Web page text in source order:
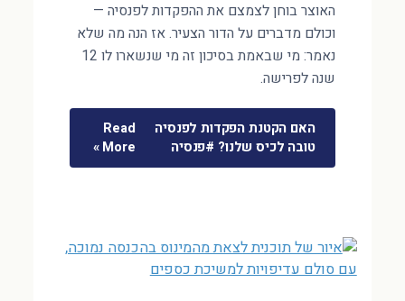
האוצר בוחן לצמצם את ההפקדות לפנסיה —
וכולם מדברים על הדור הצעיר. אז הנה מה שלא
נאמר: מי שבאמת בסיכון זה מי שנשארו לו 12
שנה לפרישה.
האם הקטנת הפקדות לפנסיה
טובה לכיס שלנו? #פנסיה
Read
More »